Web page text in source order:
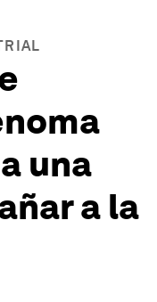
una
a la